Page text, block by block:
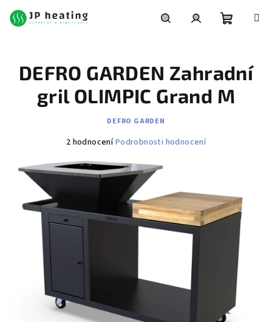
obsah
košík
DEFRO GARDEN Zahradní
gril OLIMPIC Grand M
DEFRO GARDEN
Průměrné
produktu
je
5
hvězdiček.
2 hodnoceníPodrobnosti hodnocení